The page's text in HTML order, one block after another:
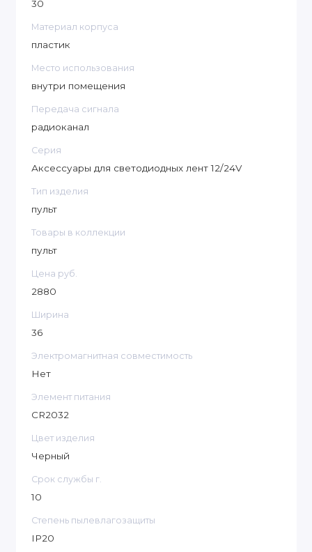
30
Материал корпуса
пластик
Место использования
внутри помещения
Передача сигнала
радиоканал
Серия
Аксессуары для светодиодных лент 12/24V
Тип изделия
пульт
Товары в коллекции
пульт
Цена руб.
2880
Ширина
36
Электромагнитная совместимость
Нет
Элемент питания
CR2032
Цвет изделия
Черный
Срок службы г.
10
Степень пылевлагозащиты
IP20